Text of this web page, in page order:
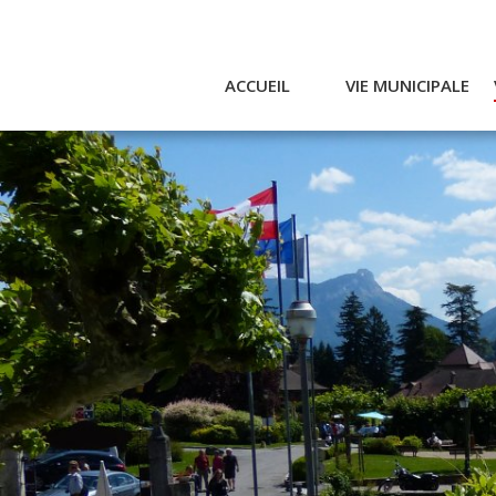
ACCUEIL VIE MUNICIPALE
Actualités et agenda
Conseil municipal
Réglementaires
Services municipaux
Intercommunalité
Bulletin communal
CCAS
Enfance
Emplois / Marchés
Finances